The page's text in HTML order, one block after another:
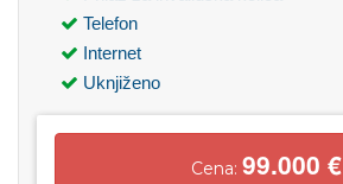
Telefon
Internet
Uknjiženo
Cena: 99.000 €